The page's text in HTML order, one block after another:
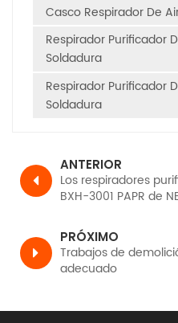
Casco Respirador De
Respirador Purificador
Soldadura
Respirador Purificador
Soldadura
ANTERIOR
Los respiradores
BXH-3001 PAPR de
PRÓXIMO
Trabajos de
adecuado